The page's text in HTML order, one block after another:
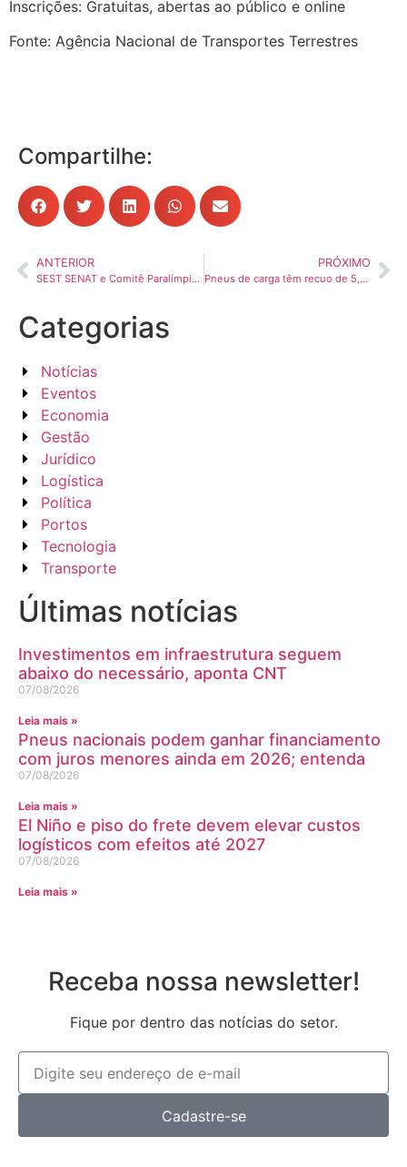
Inscrições: Gratuitas, abertas ao público e online
Fonte: Agência Nacional de Transportes Terrestres
Compartilhe:
ANTERIOR
SEST SENAT e Comitê Paralímpico Brasileiro firmam parceria para ampliar a inclusão e a acessibilidade no transporte
PRÓXIMO
Pneus de carga têm recuo de 5,2% em vendas no mercado de reposição no Brasil
Categorias
Notícias
Eventos
Economia
Gestão
Jurídico
Logística
Política
Portos
Tecnologia
Transporte
Últimas notícias
Investimentos em infraestrutura seguem
abaixo do necessário, aponta CNT
07/08/2026
Leia mais »
Pneus nacionais podem ganhar financiamento
com juros menores ainda em 2026; entenda
07/08/2026
Leia mais »
El Niño e piso do frete devem elevar custos
logísticos com efeitos até 2027
07/08/2026
Leia mais »
Receba nossa newsletter!
Fique por dentro das notícias do setor.
Cadastre-se